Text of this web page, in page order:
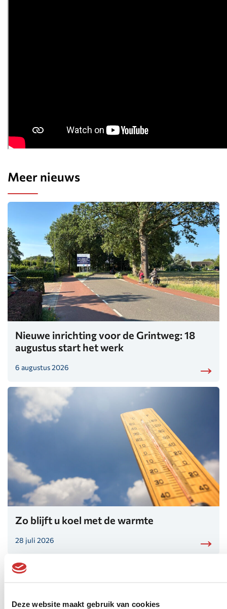
Deze website maakt gebruik van cookies
Meer nieuws
Nieuwe inrichting voor de Grintweg: 18
augustus start het werk
6 augustus 2026
Zo blijft u koel met de warmte
28 juli 2026